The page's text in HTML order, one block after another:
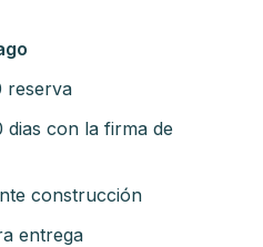
reserva
dias con la firma de
construcción
entrega